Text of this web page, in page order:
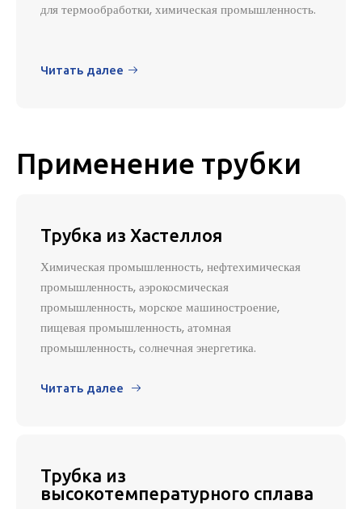
для термообработки, химическая промышленность.
Читать далее 
Применение трубки
Трубка из Хастеллоя
Химическая промышленность, нефтехимическая
промышленность, аэрокосмическая
промышленность, морское машиностроение,
пищевая промышленность, атомная
промышленность, солнечная энергетика.
Читать далее 
Трубка из
высокотемпературного сплава